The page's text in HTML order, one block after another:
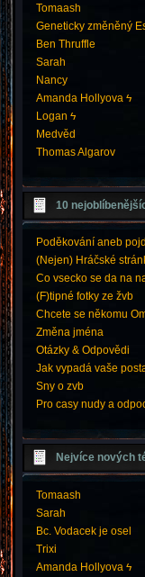
Tomaash
Geneticky změněný
Ben Thruffle
Sarah
Nancy
Amanda Hollyova ϟ
Logan ϟ
Medvěd
Thomas Algarov
10
Poděkování aneb
(Nejen) Hráčské
Co vsecko se da na
(F)tipné fotky ze žvb
Chcete se někomu
Změna jména
Otázky & Odpovědi
Jak vypadá vaše
Sny o zvb
Pro casy nudy a
Nejvíce nových
Tomaash
Sarah
Bc. Vodacek je osel
Trixi
Amanda Hollyova ϟ